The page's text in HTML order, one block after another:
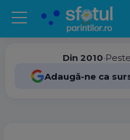
Din 2010•
Adaugă-ne ca